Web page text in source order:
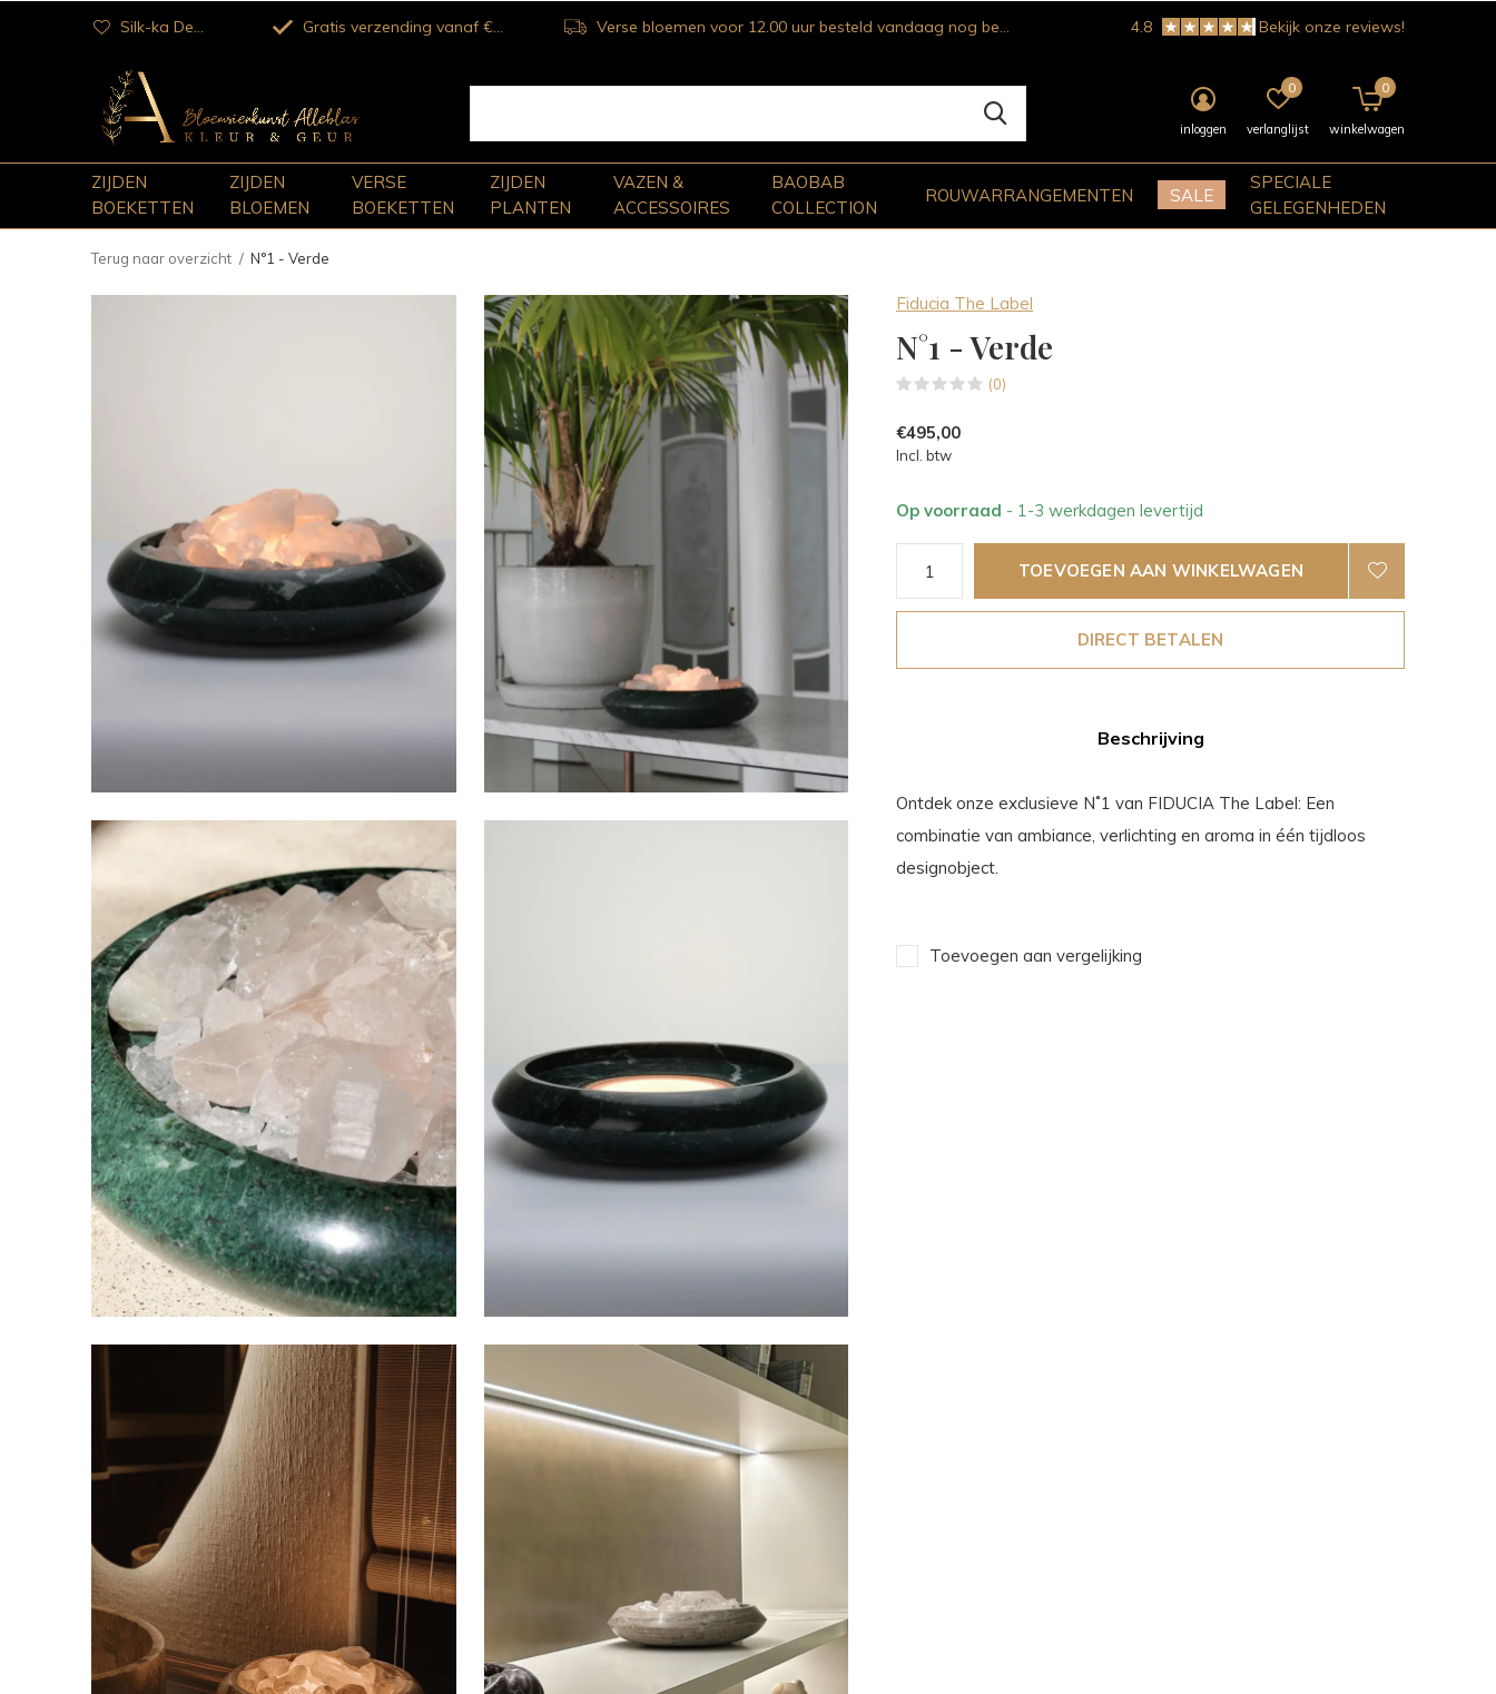
ZIJDEN
BOEKETTEN
ZIJDEN
BLOEMEN
VERSE
BOEKETTEN
ZIJDEN
PLANTEN
VAZEN &
ACCESSOIRES
BAOBAB
COLLECTION
ROUWARRANGEMENTEN SALE
SPECIALE
GELEGENHEDEN
inloggen verlanglijst
0
winkelwagen
0
Silk-ka Dealer Gratis verzending vanaf €100 Verse bloemen voor 12.00 uur besteld vandaag nog bezorgd! 4.8 Bekijk onze reviews!
Terug naar overzicht N°1 - Verde
Fiducia The Label
N°1 - Verde
(0)
€495,00
Incl. btw
Op voorraad - 1-3 werkdagen levertijd
TOEVOEGEN AAN WINKELWAGEN
DIRECT BETALEN
Beschrijving
Ontdek onze exclusieve N˚1 van FIDUCIA The Label: Een
combinatie van ambiance, verlichting en aroma in één tijdloos
designobject.
Toevoegen aan vergelijking